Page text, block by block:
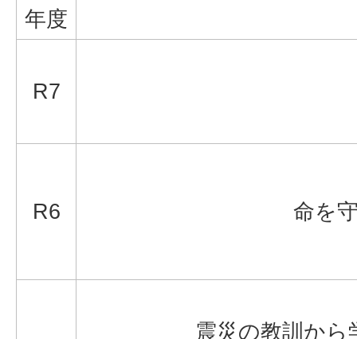
年度
R7
R6 命を
震災の教訓から